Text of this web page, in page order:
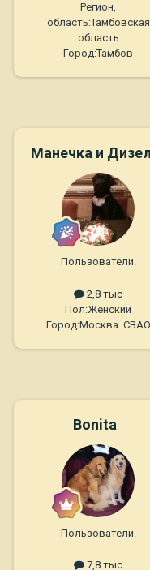
Регион,
область:Тамбовская
область
Город:Тамбов
Манечка и
Пользователи.
2,8 тыс
Пол:Женский
Город:Москва. СВАО
Bonita
Пользователи.
7,8 тыс